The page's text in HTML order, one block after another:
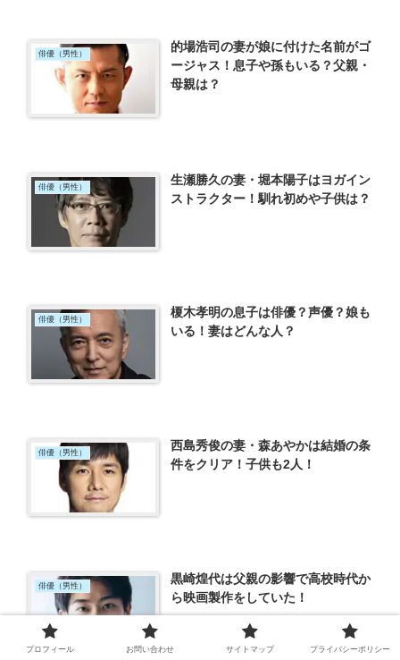
俳優（男性）
的場浩司の妻が娘に付けた名前がゴ
ージャス！息子や孫もいる？父親・
母親は？
俳優（男性）
生瀬勝久の妻・堀本陽子はヨガイン
ストラクター！馴れ初めや子供は？
俳優（男性）
榎木孝明の息子は俳優？声優？娘も
いる！妻はどんな人？
俳優（男性）
西島秀俊の妻・森あやかは結婚の条
件をクリア！子供も2人！
俳優（男性）
黒崎煌代は父親の影響で高校時代か
ら映画製作をしていた！
プロフィール お問い合わせ サイトマップ プライバシーポリシー